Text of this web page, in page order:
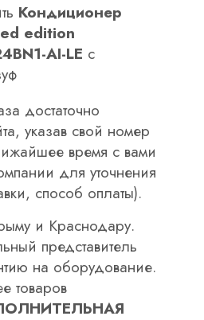
Кондиционер
edition
AI-LE с
достаточно
указав свой номер
время с вами
для уточнения
способ оплаты).
и Краснодару.
представитель
на оборудование.
товаров